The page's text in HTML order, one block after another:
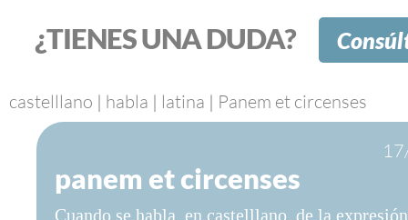
CATEGORÍAS
ESPECIALES
BLOG
NOTICIAS
SOBRE LA FUNDÉURAE
FundéuRAE es una fundación patrocinada por la
y la Real Academia Española, cuyo objetivo es
¿TIENES UNA DUDA?
castelllano | habla | latina | Panem et circenses
panem et circenses
Cuando se habla, en castelllano, de la